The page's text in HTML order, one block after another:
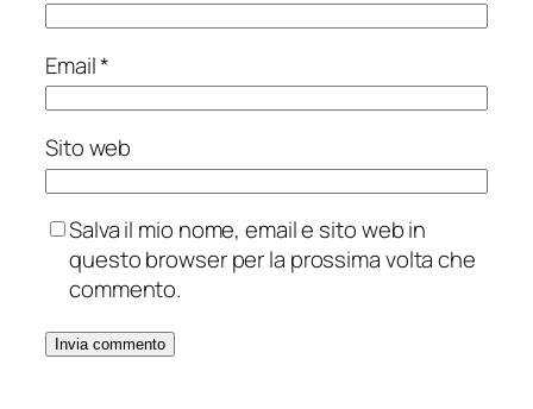
Email*
Sito web
Salva il mio nome, email e sito web in
questo browser per la prossima volta che
commento.